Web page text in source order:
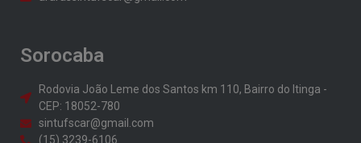
Sorocaba
Rodovia João Leme dos Santos km 110, Bairro do Itinga -
CEP: 18052-780
sintufscar@gmail.com
(15) 3239-6106